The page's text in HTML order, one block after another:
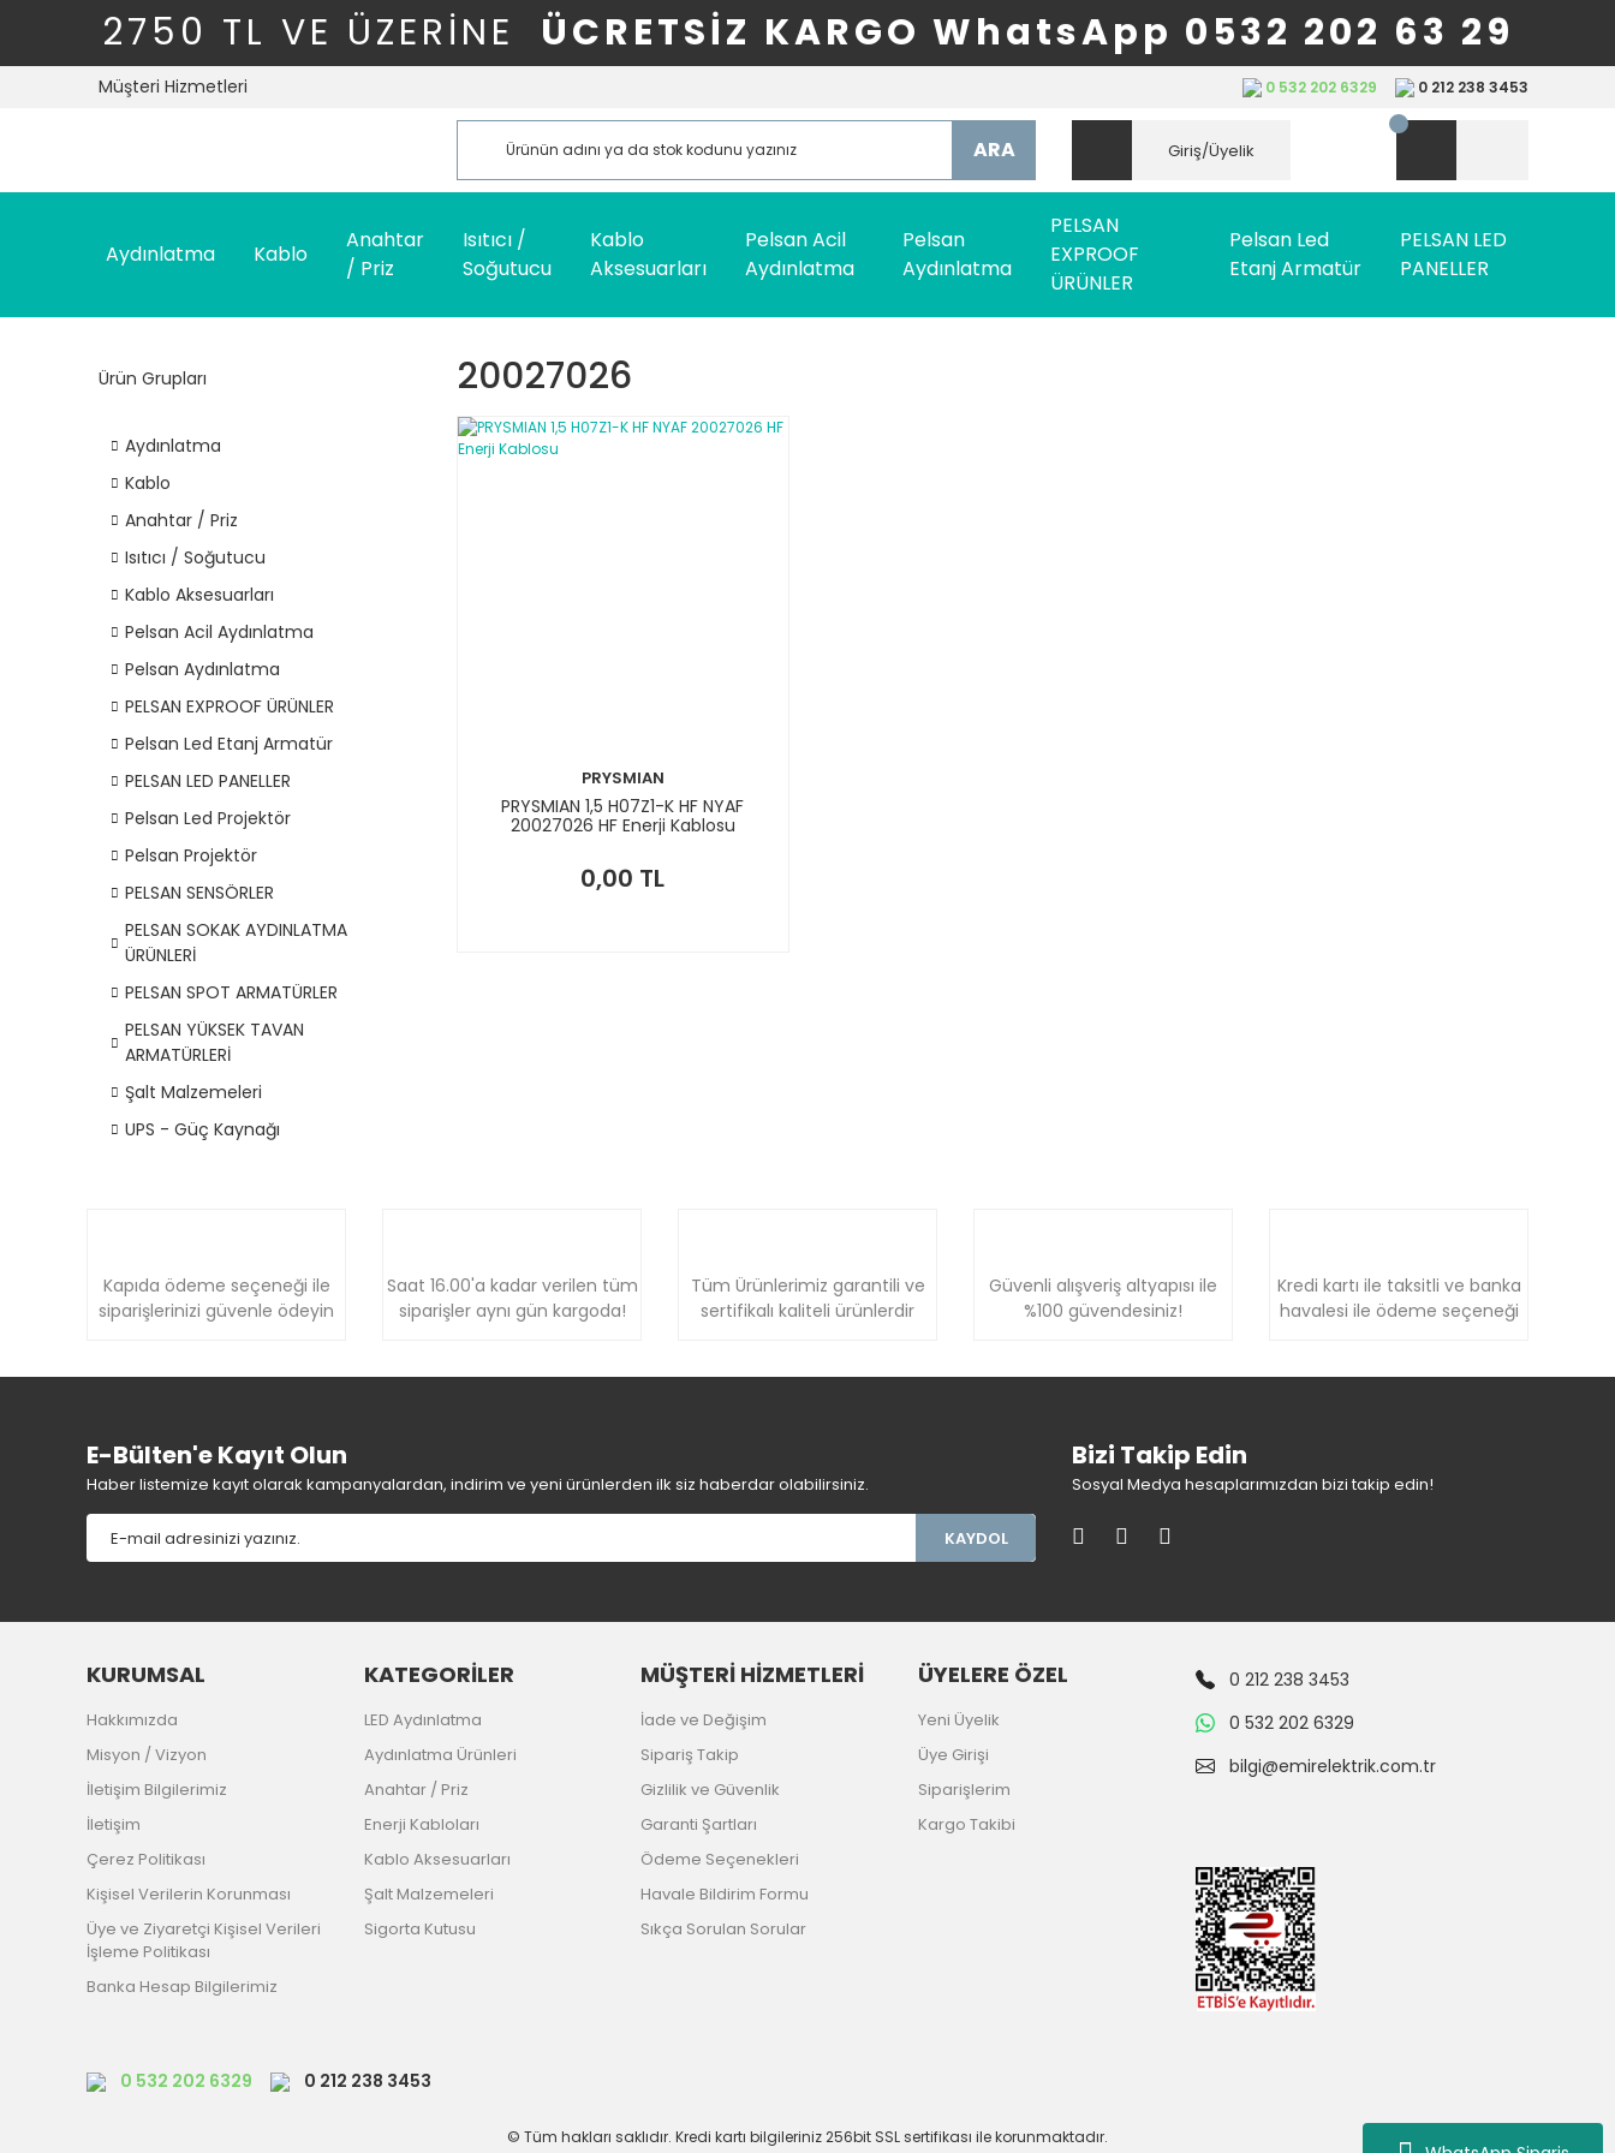
2750 TL VE ÜZERİNE ÜCRETSİZ KARGO WhatsApp 0532 202 63 29
Müşteri Hizmetleri 0 532 202 6329 0 212 238 3453
ARA Giriş/Üyelik
Aydınlatma Kablo
Anahtar
/ Priz
Isıtıcı /
Soğutucu
Kablo
Aksesuarları
Pelsan Acil
Aydınlatma
Pelsan
Aydınlatma
PELSAN
EXPROOF
ÜRÜNLER
Pelsan Led
Etanj Armatür
PELSAN LED
PANELLER
Ürün Grupları
Aydınlatma
Kablo
Anahtar / Priz
Isıtıcı / Soğutucu
Kablo Aksesuarları
Pelsan Acil Aydınlatma
Pelsan Aydınlatma
PELSAN EXPROOF ÜRÜNLER
Pelsan Led Etanj Armatür
PELSAN LED PANELLER
Pelsan Led Projektör
Pelsan Projektör
PELSAN SENSÖRLER
PELSAN SOKAK AYDINLATMA
ÜRÜNLERİ
PELSAN SPOT ARMATÜRLER
PELSAN YÜKSEK TAVAN
ARMATÜRLERİ
Şalt Malzemeleri
UPS - Güç Kaynağı
20027026
PRYSMIAN
PRYSMIAN 1,5 H07Z1-K HF NYAF
20027026 HF Enerji Kablosu
0,00 TL
Kapıda ödeme seçeneği ile
siparişlerinizi güvenle ödeyin
Saat 16.00'a kadar verilen tüm
siparişler aynı gün kargoda!
Tüm Ürünlerimiz garantili ve
sertifikalı kaliteli ürünlerdir
Güvenli alışveriş altyapısı ile
%100 güvendesiniz!
Kredi kartı ile taksitli ve banka
havalesi ile ödeme seçeneği
E-Bülten'e Kayıt Olun
Haber listemize kayıt olarak kampanyalardan, indirim ve yeni ürünlerden ilk siz haberdar olabilirsiniz.
KAYDOL
Bizi Takip Edin
Sosyal Medya hesaplarımızdan bizi takip edin!
KURUMSAL
Hakkımızda
Misyon / Vizyon
İletişim Bilgilerimiz
İletişim
Çerez Politikası
Kişisel Verilerin Korunması
Üye ve Ziyaretçi Kişisel Verileri
İşleme Politikası
Banka Hesap Bilgilerimiz
KATEGORİLER
LED Aydınlatma
Aydınlatma Ürünleri
Anahtar / Priz
Enerji Kabloları
Kablo Aksesuarları
Şalt Malzemeleri
Sigorta Kutusu
MÜŞTERİ HİZMETLERİ
İade ve Değişim
Sipariş Takip
Gizlilik ve Güvenlik
Garanti Şartları
Ödeme Seçenekleri
Havale Bildirim Formu
Sıkça Sorulan Sorular
ÜYELERE ÖZEL
Yeni Üyelik
Üye Girişi
Siparişlerim
Kargo Takibi
0 212 238 3453
0 532 202 6329
bilgi@emirelektrik.com.tr
0 532 202 6329 0 212 238 3453
© Tüm hakları saklıdır. Kredi kartı bilgileriniz 256bit SSL sertifikası ile korunmaktadır.